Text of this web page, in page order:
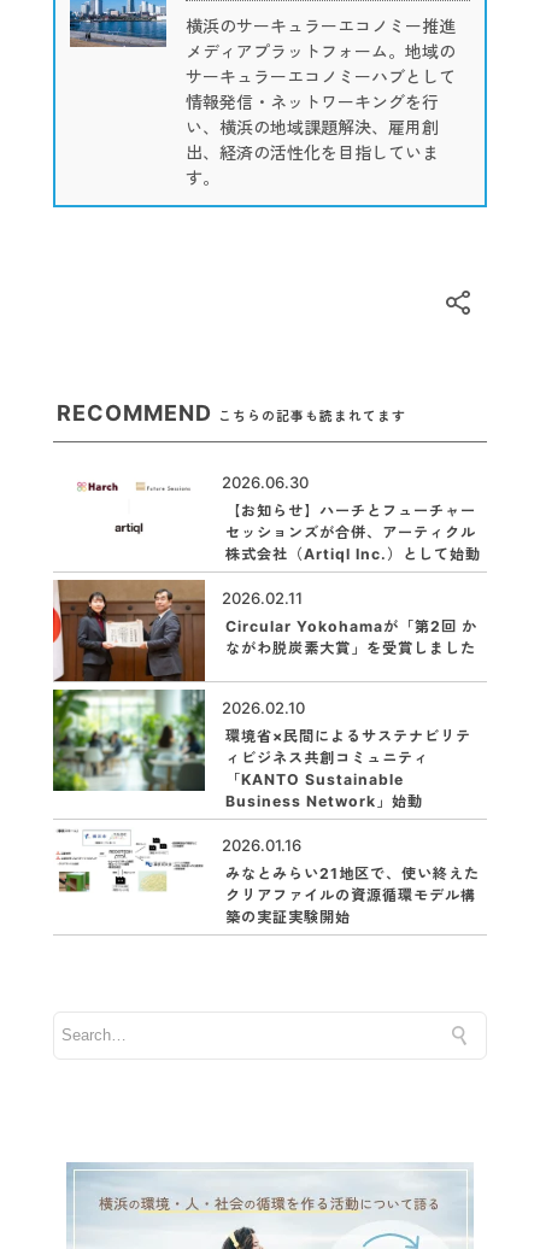
横浜のサーキュラーエコノミー推進
メディアプラットフォーム。地域の
サーキュラーエコノミーハブとして
情報発信・ネットワーキングを行
い、横浜の地域課題解決、雇用創
出、経済の活性化を目指していま
す。
RECOMMEND こちらの記事も読まれてます
2026.06.30
【お知らせ】ハーチとフューチャー
セッションズが合併、アーティクル
株式会社（Artiql Inc.）として始動
2026.02.11
Circular Yokohamaが「第2回 か
ながわ脱炭素大賞」を受賞しました
2026.02.10
環境省×民間によるサステナビリテ
ィビジネス共創コミュニティ
「KANTO Sustainable
Business Network」始動
2026.01.16
みなとみらい21地区で、使い終えた
クリアファイルの資源循環モデル構
築の実証実験開始